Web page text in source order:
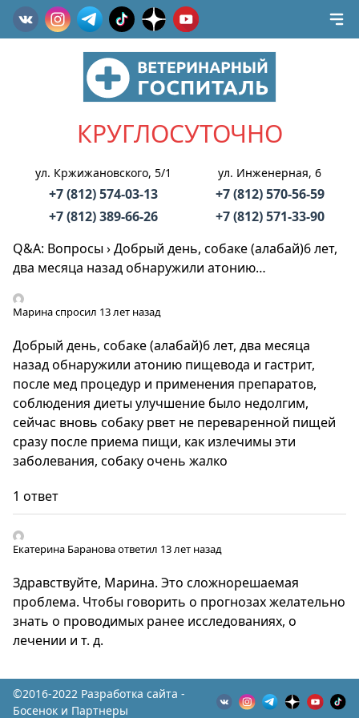
КРУГЛОСУТОЧНО
ул. Кржижановского, 5/1
+7 (812) 574-03-13
+7 (812) 389-66-26
ул. Инженерная, 6
+7 (812) 570-56-59
+7 (812) 571-33-90
Q&A: Вопросы›Добрый день, собаке (алабай)6 лет,
два месяца назад обнаружили атонию…
Маринаспросил 13 лет назад
Добрый день, собаке (алабай)6 лет, два месяца
назад обнаружили атонию пищевода и гастрит,
после мед процедур и применения препаратов,
соблюдения диеты улучшение было недолгим,
сейчас вновь собаку рвет не переваренной пищей
сразу после приема пищи, как излечимы эти
заболевания, собаку очень жалко
1 ответ
Екатерина Барановаответил 13 лет назад
Здравствуйте, Марина. Это сложнорешаемая
проблема. Чтобы говорить о прогнозах желательно
знать о проводимых ранее исследованиях, о
лечении и т. д.
©2016-2022 Разработка сайта -
Босенок и Партнеры